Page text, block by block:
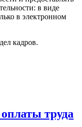
в виде
в электронном
кадров.
труда